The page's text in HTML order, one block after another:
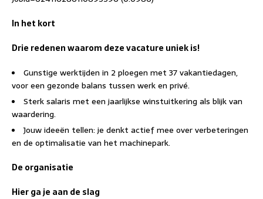
In het kort
Drie redenen waarom deze vacature uniek is!
Gunstige werktijden in 2 ploegen met 37 vakantiedagen,
voor een gezonde balans tussen werk en privé.
Sterk salaris met een jaarlijkse winstuitkering als blijk van
waardering.
Jouw ideeën tellen: je denkt actief mee over verbeteringen
en de optimalisatie van het machinepark.
De organisatie
Hier ga je aan de slag